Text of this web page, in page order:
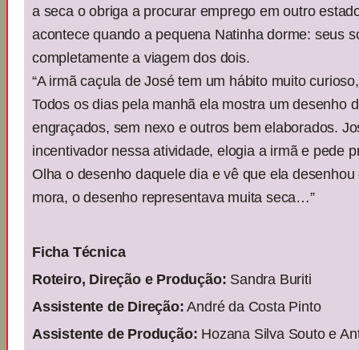
a seca o obriga a procurar emprego em outro
acontece quando a pequena Natinha dorme: seus
completamente a viagem dos dois.
“A irmã caçula de José tem um hábito muito
Todos os dias pela manhã ela mostra um desenho
engraçados, sem nexo e outros bem elaborados.
incentivador nessa atividade, elogia a irmã e pede
Olha o desenho daquele dia e vê que ela
mora, o desenho representava muita seca…”
Ficha Técnica
Roteiro, Direção e Produção: Sandra Buriti
Assistente de Direção:André da Costa Pinto
Assistente de Produção: Hozana Silva Souto e